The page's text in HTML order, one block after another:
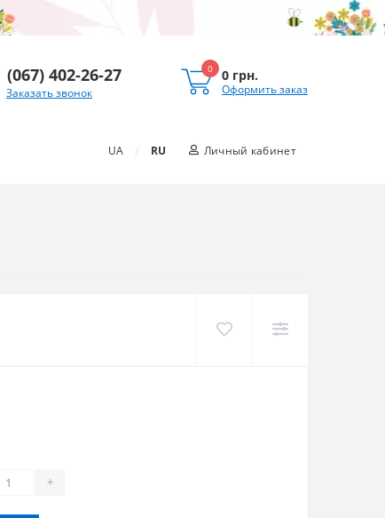
(067) 402-26-27
Заказать звонок
0 0 грн.
Оформить заказ
UA / RU Личный кабинет
+